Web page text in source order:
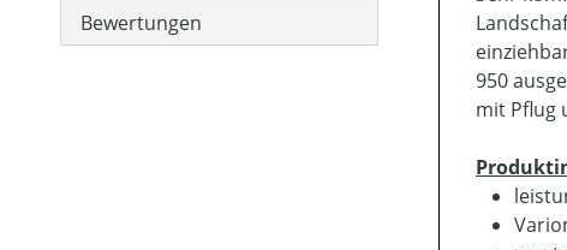
Bewertungen
950
mit Pflug